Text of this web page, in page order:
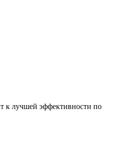
к лучшей эффективности по